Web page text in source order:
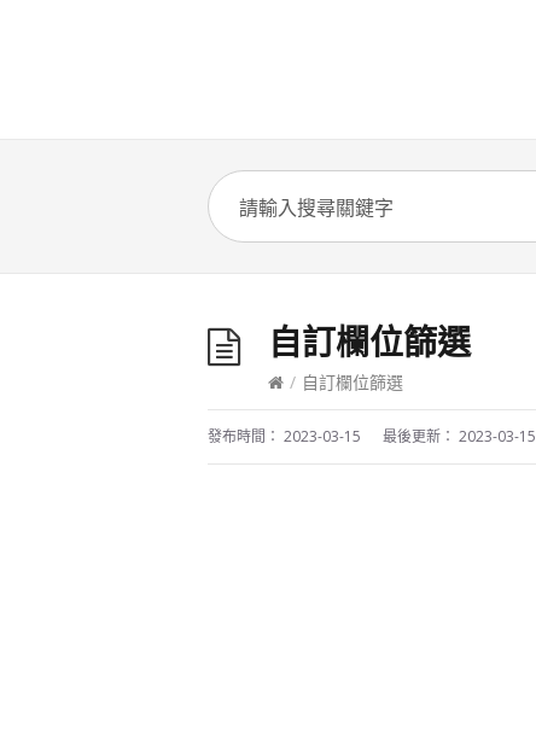
自訂欄位篩選
/ 自訂欄位篩選
發布時間： 2023-03-15 最後更新： 2023-03-15